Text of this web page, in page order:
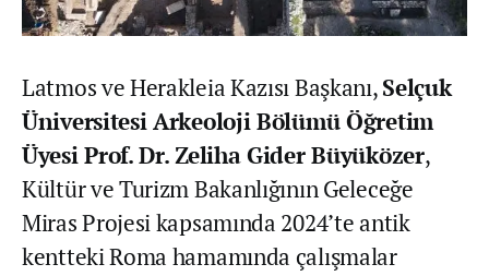
Latmos ve Herakleia Kazısı Başkanı,Selçuk
Üniversitesi Arkeoloji Bölümü Öğretim
Üyesi Prof. Dr. Zeliha Gider Büyüközer,
Kültür ve Turizm Bakanlığının Geleceğe
Miras Projesi kapsamında 2024’te antik
kentteki Roma hamamında çalışmalar